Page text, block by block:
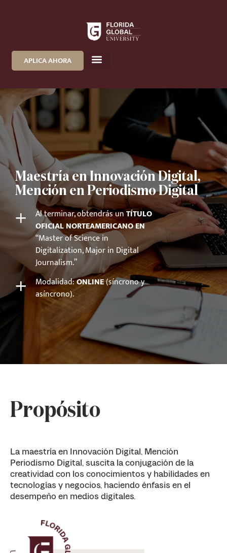
APLICA AHORA
Maestría en Innovación Digital,
Mención en Periodismo Digital
+ Al terminar, obtendrás unTÍTULO
OFICIAL NORTEAMERICANO EN
“Master of Science in
Digitalization, Major in Digital
Journalism.”
+ Modalidad:ONLINE(síncrono y
asíncrono).
Propósito
La maestría en Innovación Digital, Mención
Periodismo Digital, suscita la conjugación de la
creatividad con los conocimientos y habilidades en
tecnologías y negocios, haciendo énfasis en el
desempeño en medios digitales.